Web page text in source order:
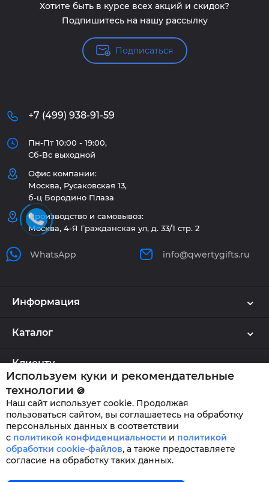
Хотите быть в курсе всех акций и скидок?
Подпишитесь на нашу рассылку
Подписаться
+7 (499) 938-91-59
Пн-Пт 10:00 - 19:00,
Сб-Вс выходной
Офис компании:
Москва, Русаковская 13,
б-ц Бородино Плаза
Производство и самовывоз:
Москва, 4-Я Гражданская ул, д. 33/1 стр. 2
WhatsApp info@qwertygifts.ru
Информация
Каталог
Клиенту
QWERTYGIFTS © 2026
Используем куки и рекомендательные
технологии 🍪
Наш сайт использует cookie. Продолжая
пользоваться сайтом, вы соглашаетесь на обработку
персональных данных в соответствии
с политикой конфиденциальности и политикой
обработки cookie-файлов, а также предоставляете
согласие на обработку таких данных.